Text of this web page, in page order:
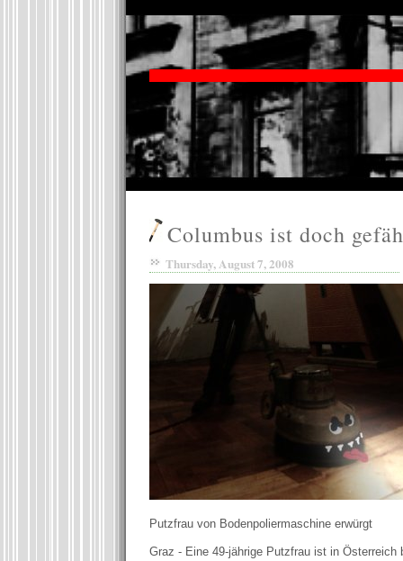
Columbus ist doch
Thursday, August 7, 2008
Putzfrau von Bodenpoliermaschine erwürgt
Graz - Eine 49-jährige Putzfrau ist in Österreich